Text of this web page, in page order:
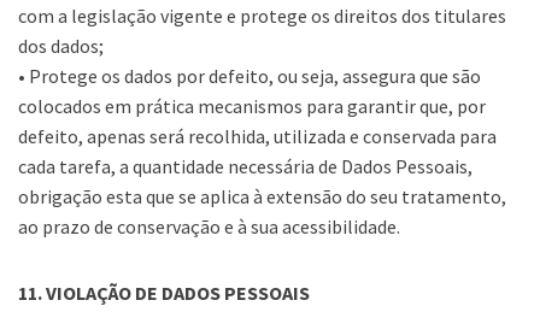
com a legislação vigente e protege os direitos dos titulares
dos dados;
• Protege os dados por defeito, ou seja, assegura que são
colocados em prática mecanismos para garantir que, por
defeito, apenas será recolhida, utilizada e conservada para
cada tarefa, a quantidade necessária de Dados Pessoais,
obrigação esta que se aplica à extensão do seu tratamento,
ao prazo de conservação e à sua acessibilidade.
11. VIOLAÇÃO DE DADOS PESSOAIS